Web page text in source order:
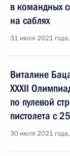
в командных
на саблях
31 июля 2021
Виталине
XXXII
по пулевой
пистолета с
30 июля 2021